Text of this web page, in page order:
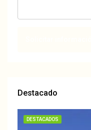
Destacado
DESTACADOS